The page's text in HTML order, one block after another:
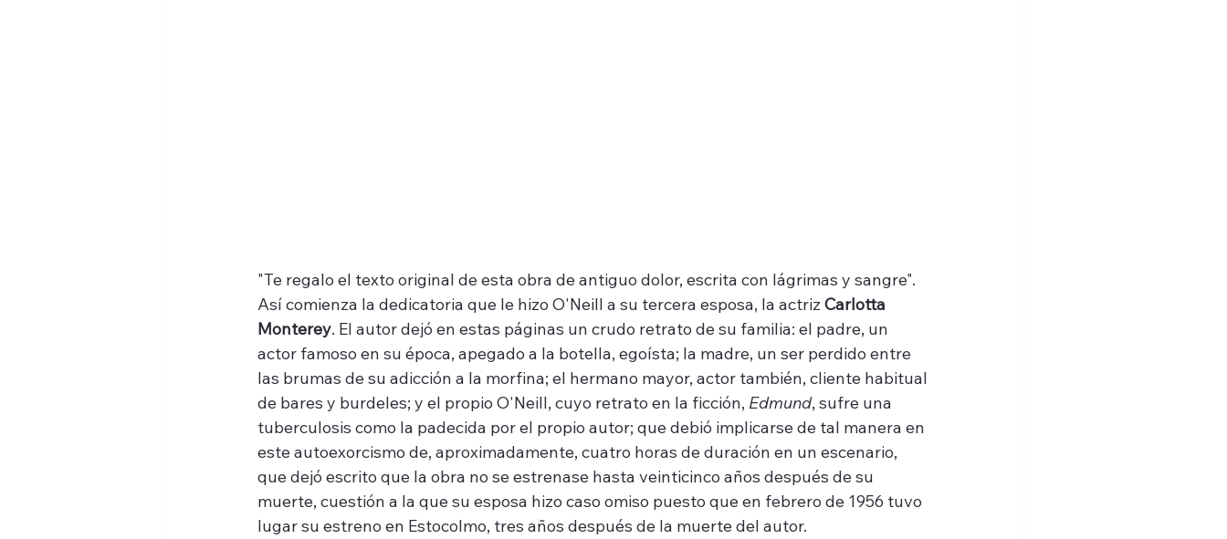
"Te regalo el texto original de esta obra de antiguo dolor, escrita con lágrimas y sangre".
Así comienza la dedicatoria que le hizo O'Neill a su tercera esposa, la actriz Carlotta
Monterey. El autor dejó en estas páginas un crudo retrato de su familia: el padre, un
actor famoso en su época, apegado a la botella, egoísta; la madre, un ser perdido entre
las brumas de su adicción a la morfina; el hermano mayor, actor también, cliente habitual
de bares y burdeles; y el propio O'Neill, cuyo retrato en la ficción, Edmund, sufre una
tuberculosis como la padecida por el propio autor; que debió implicarse de tal manera en
este autoexorcismo de, aproximadamente, cuatro horas de duración en un escenario,
que dejó escrito que la obra no se estrenase hasta veinticinco años después de su
muerte, cuestión a la que su esposa hizo caso omiso puesto que en febrero de 1956 tuvo
lugar su estreno en Estocolmo, tres años después de la muerte del autor.